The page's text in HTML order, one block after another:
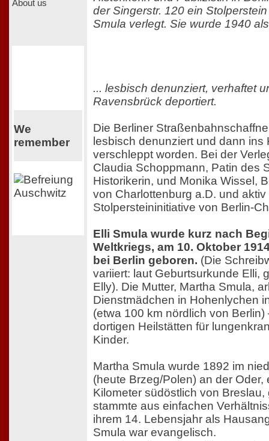
About us
We
remember
der Singerstr. 120 ein
Smula verlegt. Sie wurde 1940
... lesbisch denunziert, verhaftet
Ravensbrück deportiert.
Die Berliner
lesbisch denunziert und dann ins
verschleppt worden. Bei der
Claudia Schoppmann, Patin des
Historikerin, und Monika Wissel,
von Charlottenburg a.D. und aktiv
Stolpersteininitiative von Berlin-
Elli Smula wurde kurz nach
Weltkriegs, am 10. Oktober
bei Berlin geboren. (Die
variiert: laut Geburtsurkunde Elli,
Elly). Die Mutter, Martha Smula,
Dienstmädchen in Hohenlychen
(etwa 100 km nördlich von
dortigen Heilstätten für
Kinder.
Martha Smula wurde 1892 im
(heute Brzeg/Polen) an der Oder,
Kilometer südöstlich von Breslau,
stammte aus einfachen
ihrem 14. Lebensjahr als
Smula war evangelisch.